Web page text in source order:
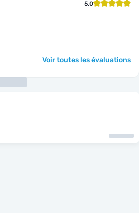
5.0
Voir toutes les évaluations